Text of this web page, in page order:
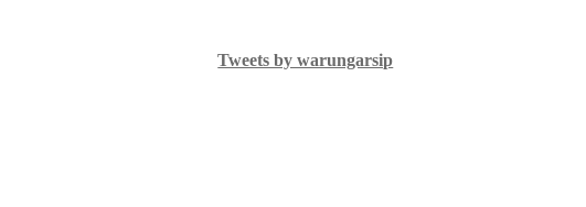
Tweets by warungarsip